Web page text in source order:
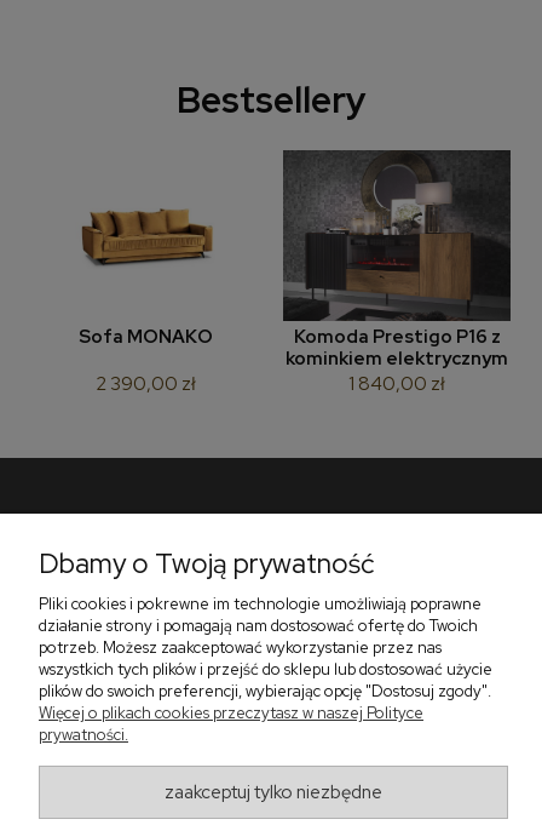
Bestsellery
Sofa MONAKO
2 390,00 zł
Komoda Prestigo P16 z
kominkiem elektrycznym
1 840,00 zł
Płatności i dostawa
O nas
Zadzwoń do nas telefon +48 513 591 067
Salon Meblowy Zbrosławice na Śląsku
ul. Wolności 130
Zbrosławice 42-674
Dbamy o Twoją prywatność
Pliki cookies i pokrewne im technologie umożliwiają poprawne
działanie strony i pomagają nam dostosować ofertę do Twoich
potrzeb. Możesz zaakceptować wykorzystanie przez nas
wszystkich tych plików i przejść do sklepu lub dostosować użycie
plików do swoich preferencji, wybierając opcję "Dostosuj zgody".
Więcej o plikach cookies przeczytasz w naszej Polityce
prywatności.
zaakceptuj tylko niezbędne